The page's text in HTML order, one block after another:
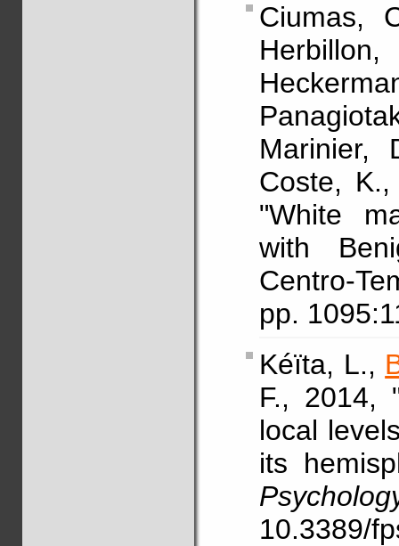
Ciumas,
Marinier,
Coste,
"White
with
Centro-
pp.
Kéïta, L.,
F., 2014,
local
its
10.3389/